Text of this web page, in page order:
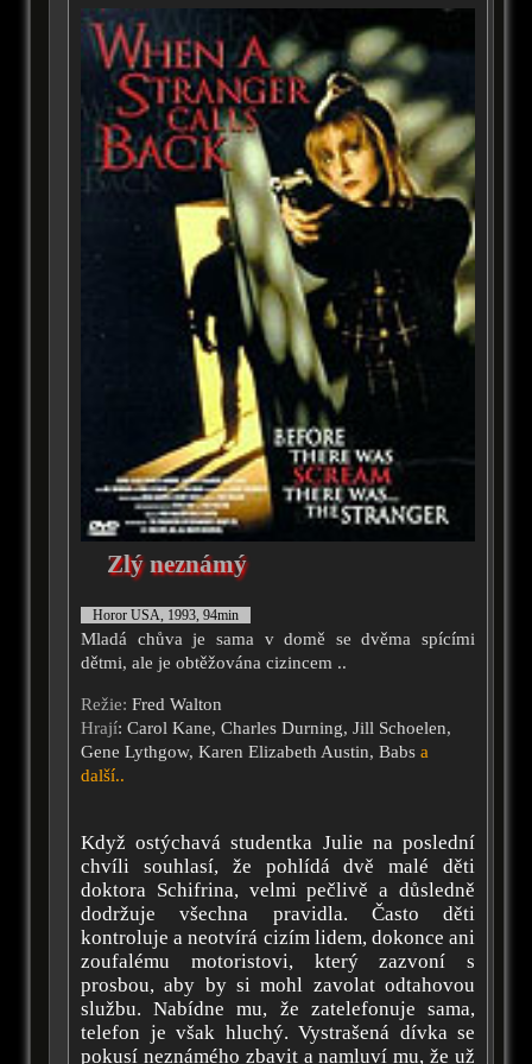
Zlý neznámý
Horor USA, 1993, 94min
Mladá chůva je sama v domě se dvěma spícími
dětmi, ale je obtěžována cizincem ..
Režie: Fred Walton
Hrají: Carol Kane, Charles Durning, Jill Schoelen,
Gene Lythgow, Karen Elizabeth Austin, Babs a
další..
Když ostýchavá studentka Julie na poslední
chvíli souhlasí, že pohlídá dvě malé děti
doktora Schifrina, velmi pečlivě a důsledně
dodržuje všechna pravidla. Často děti
kontroluje a neotvírá cizím lidem, dokonce ani
zoufalému motoristovi, který zazvoní s
prosbou, aby by si mohl zavolat odtahovou
službu. Nabídne mu, že zatelefonuje sama,
telefon je však hluchý. Vystrašená dívka se
pokusí neznámého zbavit a namluví mu, že už